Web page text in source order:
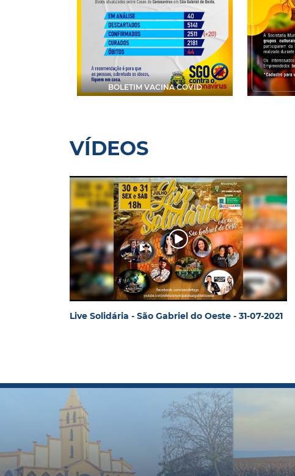
BOLETIM VACINA COVID
VÍDEOS
Live Solidária - São Gabriel do Oeste - 31-07-2021